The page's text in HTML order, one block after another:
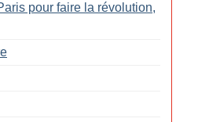
pour faire la révolution,